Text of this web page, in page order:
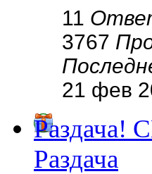
11
3767
21 фев
Раздача!
Раздача